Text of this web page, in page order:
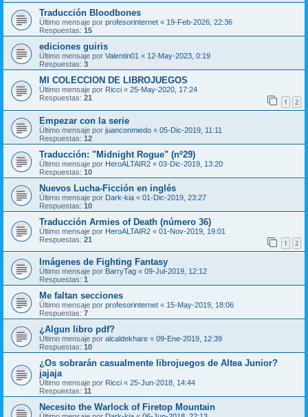
Traducción Bloodbones
Último mensaje por profesorinternet « 19-Feb-2026, 22:36
Respuestas: 15
ediciones guiris
Último mensaje por Valentin01 « 12-May-2023, 0:19
Respuestas: 3
MI COLECCION DE LIBROJUEGOS
Último mensaje por Ricci « 25-May-2020, 17:24
Respuestas: 21 1 2
Empezar con la serie
Último mensaje por juanconmiedo « 05-Dic-2019, 11:11
Respuestas: 12
Traducción: "Midnight Rogue" (nº29)
Último mensaje por HeroALTAIR2 « 03-Dic-2019, 13:20
Respuestas: 10
Nuevos Lucha-Ficción en inglés
Último mensaje por Dark-kia « 01-Dic-2019, 23:27
Respuestas: 10
Traducción Armies of Death (número 36)
Último mensaje por HeroALTAIR2 « 01-Nov-2019, 19:01
Respuestas: 21 1 2
Imágenes de Fighting Fantasy
Último mensaje por BarryTag « 09-Jul-2019, 12:12
Respuestas: 1
Me faltan secciones
Último mensaje por profesorinternet « 15-May-2019, 18:06
Respuestas: 7
¿Algun libro pdf?
Último mensaje por alcaldekhare « 09-Ene-2019, 12:39
Respuestas: 10
¿Os sobrarán casualmente librojuegos de Altea Junior?
jajaja
Último mensaje por Ricci « 25-Jun-2018, 14:44
Respuestas: 11
Necesito the Warlock of Firetop Mountain